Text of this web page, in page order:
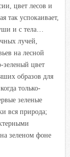
цвет лесов и
так успокаивает,
и с тела…
лучей,
на лесной
цвет
образов для
только-
зеленые
вся природа;
зеленом фоне